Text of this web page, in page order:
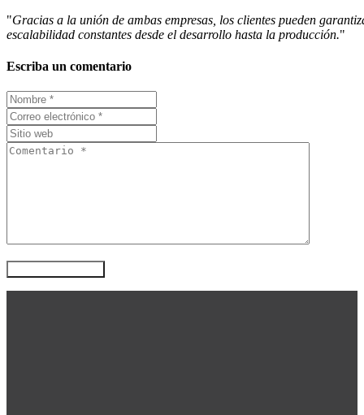
"Gracias a la unión de ambas empresas, los clientes pueden
escalabilidad constantes desde el desarrollo hasta la producción."
Escriba un comentario